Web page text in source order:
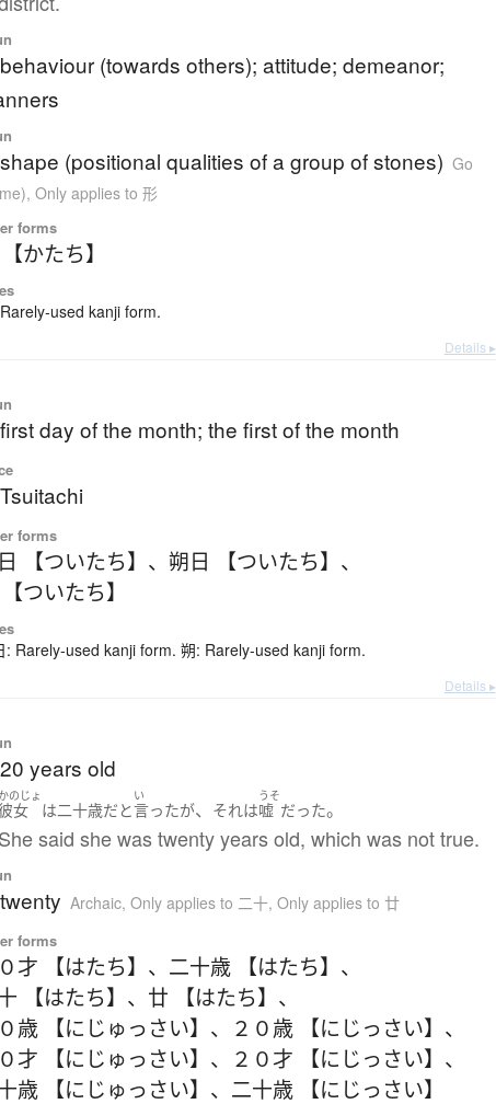
behaviour (towards others); attitude; demeanor;
shape (positional qualities of a group of stones) Go
,Only applies to 形
forms
かたち】
used kanji form.
Details ▸
first day of the month; the first of the month
Tsuitachi
forms
【ついたち】 、朔日 【ついたち】 、
ついたち】
: Rarely-used kanji form. 朔: Rarely-used kanji form.
Details ▸
20 years old
のじょ
女 は二十歳だ と
い
言ったが、 それは
うそ
嘘 だった。
She said she was twenty years old, which was not true.
twenty Archaic,Only applies to 二十,Only applies to 廿
forms
才 【はたち】 、 二十歳 【はたち】 、
【はたち】 、 廿 【はたち】 、
歳 【にじゅっさい】 、 ２０歳 【にじっさい】 、
才 【にじゅっさい】 、 ２０才 【にじっさい】 、
歳 【にじゅっさい】 、 二十歳 【にじっさい】